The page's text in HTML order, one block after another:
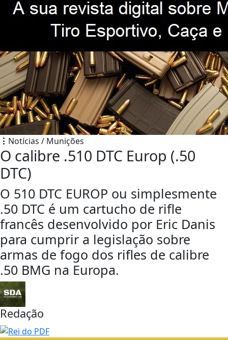
Notícias / Munições
O calibre .510 DTC Europ (.50
DTC)
O 510 DTC EUROP ou simplesmente
.50 DTC é um cartucho de rifle
francês desenvolvido por Eric Danis
para cumprir a legislação sobre
armas de fogo dos rifles de calibre
.50 BMG na Europa.
Redação